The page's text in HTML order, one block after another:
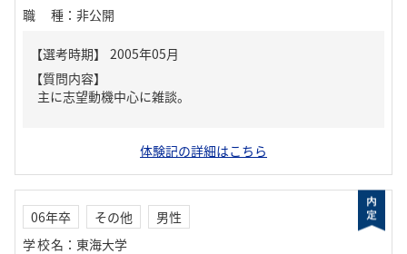
職種 ： 非公開
【質問内容】
主に志望動機中心に雑談。
体験記の詳細はこちら
06年卒 その他
男性
学校名 ： 東海大学